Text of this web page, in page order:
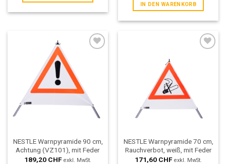
IN DEN WARENKORB
NESTLE Warnpyramide 90 cm,
Achtung (VZ101), mit Feder
189,20 CHF exkl. MwSt.
NESTLE Warnpyramide 70 cm,
Rauchverbot, weiß, mit Feder
171,60 CHF exkl. MwSt.